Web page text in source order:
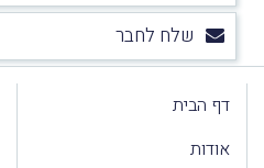
שלח לחבר
דף הבית
אודות